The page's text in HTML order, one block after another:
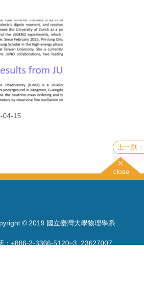
04-15
close
© 2019 國立臺灣大學物理學系
：+886-2-3366-5120~3 23627007